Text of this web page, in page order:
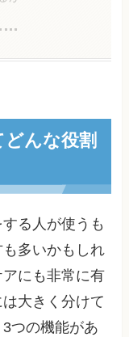
んな役割
る人が使うも
多いかもしれ
にも非常に有
大きく分けて
3つの機能があ